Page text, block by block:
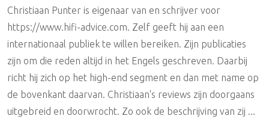
Christiaan Punter is eigenaar van en schrijver voor
https://www.hifi-advice.com. Zelf geeft hij aan een
internationaal publiek te willen bereiken. Zijn publicaties
zijn om die reden altijd in het Engels geschreven. Daarbij
richt hij zich op het high-end segment en dan met name op
de bovenkant daarvan. Christiaan's reviews zijn doorgaans
uitgebreid en doorwrocht. Zo ook de beschrijving van zij ...
PSI Audio